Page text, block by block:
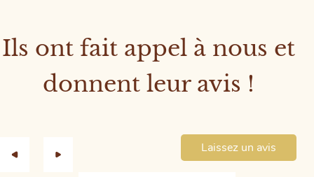
Ils ont fait appel à nous et
donnent leur avis !
Laissez un avis